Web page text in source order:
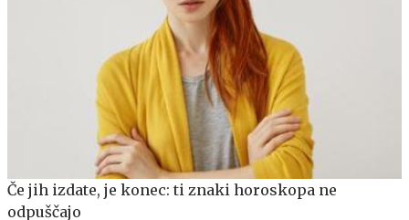
Če jih izdate, je konec: ti znaki horoskopa ne
odpuščajo